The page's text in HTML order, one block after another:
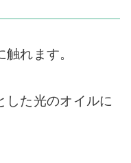
れます。
した光のオイルに